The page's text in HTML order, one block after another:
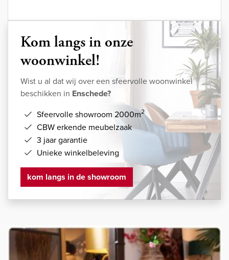
Kom langs in onze
woonwinkel!
Wist u al dat wij over een sfeervolle woonwinkel
beschikken in Enschede?
Sfeervolle showroom 2000m2
CBW erkende meubelzaak
3 jaar garantie
Unieke winkelbeleving
kom langs in de showroom